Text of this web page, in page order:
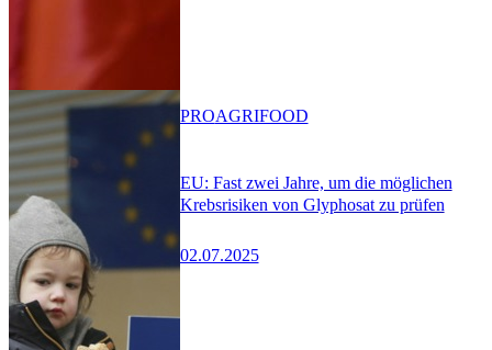
EU: Fast zwei Jahre, um die möglichen
Krebsrisiken von Glyphosat zu prüfen
02.07.2025
PROAGRIFOOD